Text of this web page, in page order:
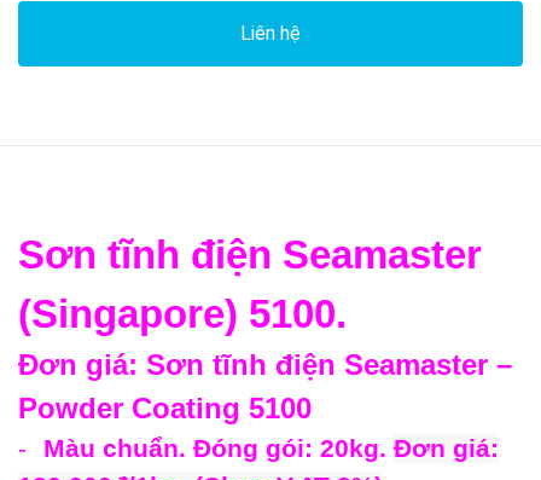
Liên hệ
Sơn tĩnh điện Seamaster
(Singapore) 5100.
Đơn giá: Sơn tĩnh điện Seamaster –
Powder Coating 5100
- Màu chuẩn. Đóng gói: 20kg. Đơn giá: